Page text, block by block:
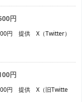
円
円 提供 X（Twitter）
円
円 提供 X（旧Twitte